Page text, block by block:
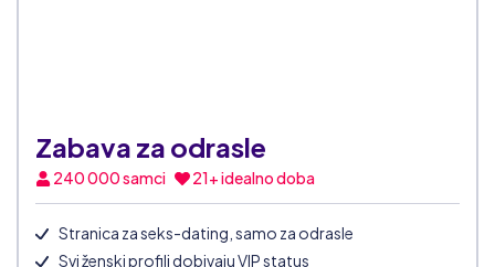
Zabava za odrasle
240 000samci 21+ idealno doba
Stranica za seks-dating, samo za odrasle
Svi ženski profili dobivaju VIP status